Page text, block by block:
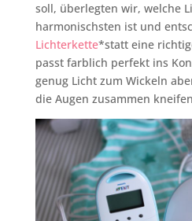
soll, überlegten wir, welche
harmonischsten ist und
Lichterkette*statt eine
passt farblich perfekt ins
genug Licht zum Wickeln
die Augen zusammen